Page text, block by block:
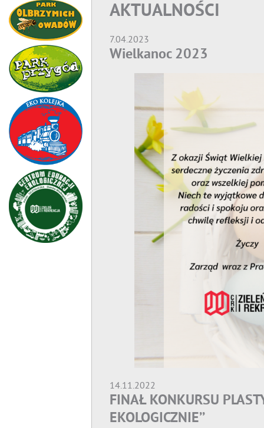
AKTUALNOŚCI
7.04.2023
Wielkanoc 2023
14.11.2022
FINAŁ KONKURSU
EKOLOGICZNIE’’